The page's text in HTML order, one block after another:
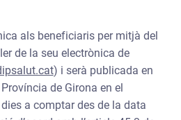
als beneficiaris per mitjà del
de la seu electrònica de
) i serà publicada en
de Girona en el
a comptar des de la data